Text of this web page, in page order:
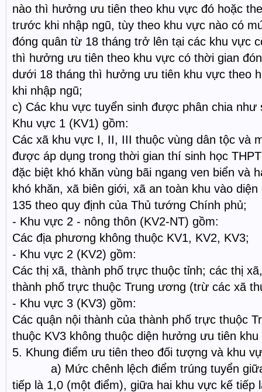
nào thì hưởng ưu tiên theo khu vực đó hoặc
trước khi nhập ngũ, tùy theo khu vực nào có
đóng quân từ 18 tháng trở lên tại các khu vực
thì hưởng ưu tiên theo khu vực có thời gian
dưới 18 tháng thì hưởng ưu tiên khu vực theo
khi nhập ngũ;
c) Các khu vực tuyển sinh được phân chia như
Khu vực 1 (KV1) gồm:
Các xã khu vực I, II, III thuộc vùng dân tộc và
được áp dụng trong thời gian thí sinh học
đặc biệt khó khăn vùng bãi ngang ven biển và
khó khăn, xã biên giới, xã an toàn khu vào
135 theo quy định của Thủ tướng Chính phủ;
- Khu vực 2 - nông thôn (KV2-NT) gồm:
Các địa phương không thuộc KV1, KV2, KV3;
- Khu vực 2 (KV2) gồm:
Các thị xã, thành phố trực thuộc tỉnh; các thị
thành phố trực thuộc Trung ương (trừ các xã
- Khu vực 3 (KV3) gồm:
Các quận nội thành của thành phố trực thuộc
thuộc KV3 không thuộc diện hưởng ưu tiên
5. Khung điểm ưu tiên theo đối tượng và khu
a) Mức chênh lệch điểm trúng tuyển giữa
tiếp là 1,0 (một điểm), giữa hai khu vực kế tiếp